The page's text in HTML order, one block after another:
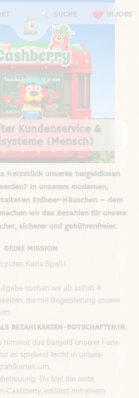
SUCHE 91 JOBS
Kundenservice &
(Mensch)
Herzstück unseres bargeldlosen
In unserem modernen,
Erdbeer-Häuschen – dem
wir das Bezahlen für unsere
sicherer und gebührenfreier.
DEINE MISSION
puren Karls-Spaß!
suchen wir ab sofort 4
die mit Begeisterung unsere
BEZAHLKARTEN-BOTSCHAFTER:IN:
nimmst das Bargeld unserer Fans
es spielend leicht in unsere
um.
Du bist die erste
Cashberry, erklärst mit einem